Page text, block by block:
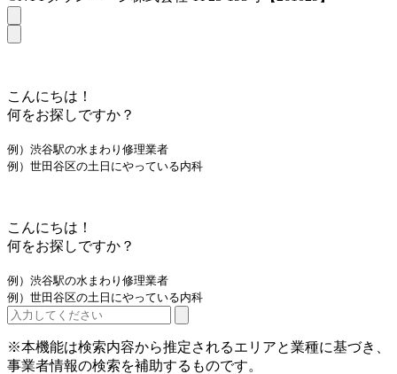
こんにちは！
何をお探しですか？
例）渋谷駅の水まわり修理業者
例）世田谷区の土日にやっている内科
こんにちは！
何をお探しですか？
例）渋谷駅の水まわり修理業者
例）世田谷区の土日にやっている内科
※本機能は検索内容から推定されるエリアと業種に基づき、
事業者情報の検索を補助するものです。